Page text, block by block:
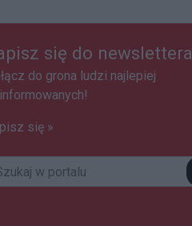
się do newslettera
do grona ludzi najlepiej
się »